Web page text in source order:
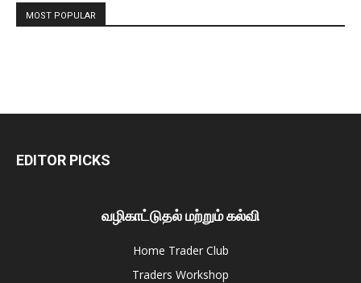
MOST POPULAR
EDITOR PICKS
வழிகாட்டுதல் மற்றும் கல்வி
Home Trader Club
Traders Workshop